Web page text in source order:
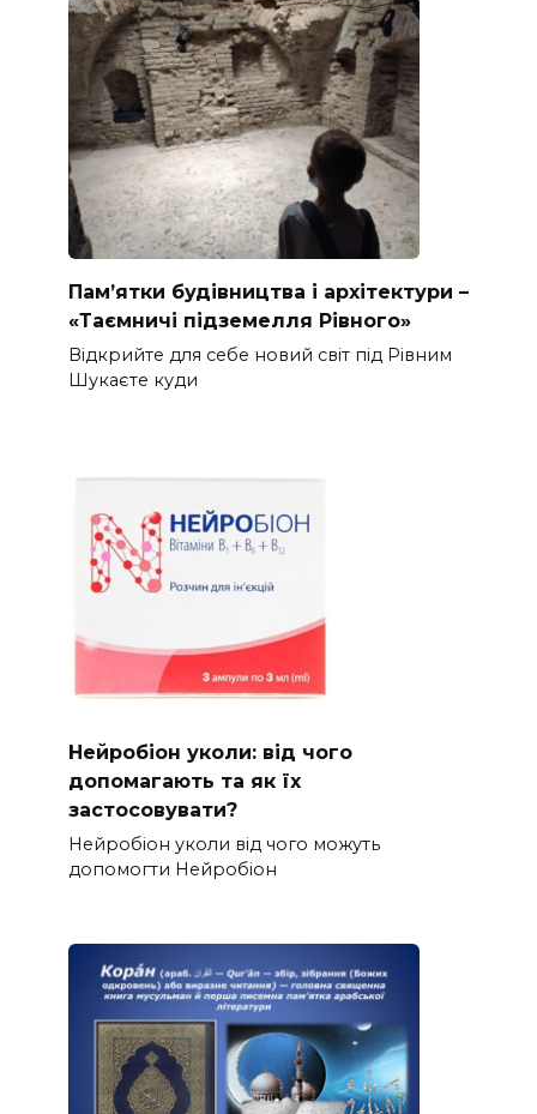
Пам’ятки будівництва і архітектури –
«Таємничі підземелля Рівного»
Відкрийте для себе новий світ під Рівним
Шукаєте куди
Нейробіон уколи: від чого
допомагають та як їх
застосовувати?
Нейробіон уколи від чого можуть
допомогти Нейробіон